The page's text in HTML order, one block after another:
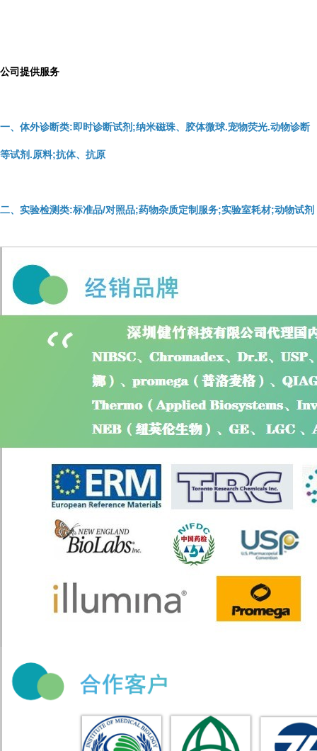
公司提供服务
一、体外诊断类:即时诊断试剂;纳米磁珠、胶体微球.宠物荧光.动物诊断
等试剂.原料;抗体、抗原
二、实验检测类:标准品/对照品;药物杂质定制服务;实验室耗材;动物试剂